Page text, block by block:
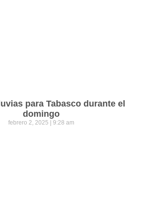
para Tabasco durante el
domingo
febrero 2, 2025 9:28 am